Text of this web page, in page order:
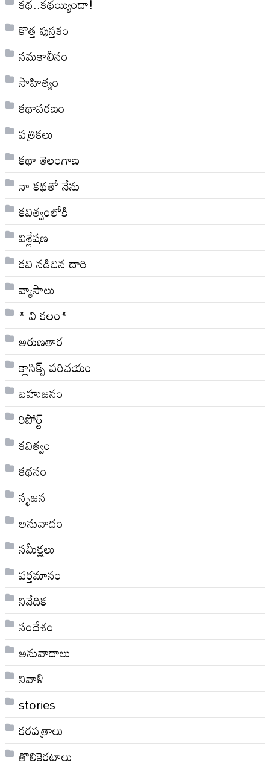
కొత్త పుస్తకం
సమకాలీనం
సాహిత్యం
కథావరణం
పత్రికలు
కథా తెలంగాణ
నా క‌థ‌తో నేను
కవిత్వంలోకి
విశ్లేషణ
కవి నడిచిన దారి
వ్యాసాలు
* వి క‌లం*
అరుణతార
క్లాసిక్స్ ప‌రిచ‌యం
బహుజనం
రిపోర్ట్
కవిత్వం
కథనం
సృజన
అనువాదం
సమీక్షలు
వర్తమానం
నివేదిక
సందేశం
అనువాదాలు
నివాళి
stories
కరపత్రాలు
తొలికెరటాలు